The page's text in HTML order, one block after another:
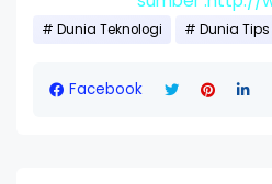
Dunia Teknologi Dunia
Facebook